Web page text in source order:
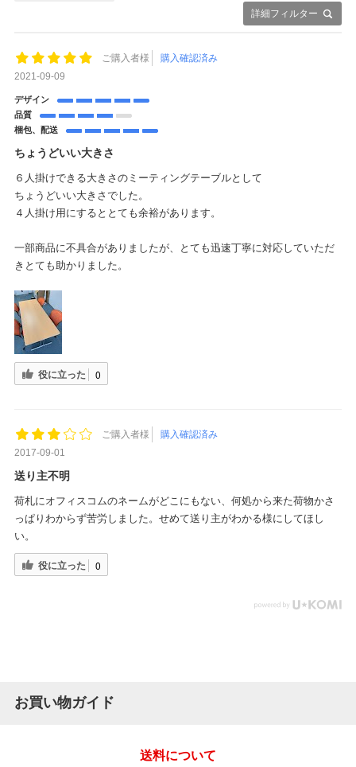
詳細フィルター
ご購入者様
購入確認済み
2021-09-09
デザイン
品質
梱包、配送
ちょうどいい大きさ
６人掛けできる大きさのミーティングテーブルとして
ちょうどいい大きさでした。
４人掛け用にするととても余裕があります。
一部商品に不具合がありましたが、とても迅速丁寧に対応していただ
きとても助かりました。
役に立った 0
ご購入者様
購入確認済み
2017-09-01
送り主不明
荷札にオフィスコムのネームがどこにもない、何処から来た荷物かさ
っぱりわからず苦労しました。せめて送り主がわかる様にしてほし
い。
役に立った 0
お買い物ガイド
送料について